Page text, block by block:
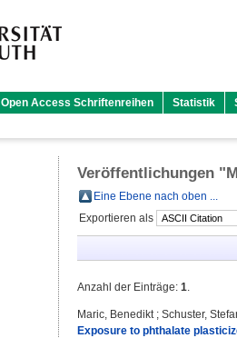
Open Access Schriftenreihen Statistik
Veröffentlichungen "
Eine Ebene nach oben ...
Exportieren als
Anzahl der Einträge: 1.
Maric, Benedikt; Schuster,
Exposure to phthalate